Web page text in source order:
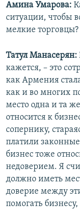
Амина Умарова:
ситуации, чтобы
мелкие торговцы?
Татул Манасерян:
кажется, – это
как Армения
как и во многих
место одна и та
относится к
сопернику,
платили
бизнес тоже
недоверием. Я
должно иметь
доверие между
помогать